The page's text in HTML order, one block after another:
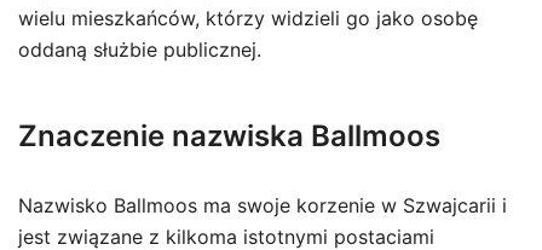
wielu mieszkańców, którzy widzieli go jako osobę
oddaną służbie publicznej.
Znaczenie nazwiska Ballmoos
Nazwisko Ballmoos ma swoje korzenie w Szwajcarii i
jest związane z kilkoma istotnymi postaciami